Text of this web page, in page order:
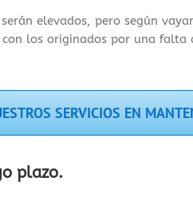
elevados, pero según
los originados por una
SERVICIOS EN
plazo.